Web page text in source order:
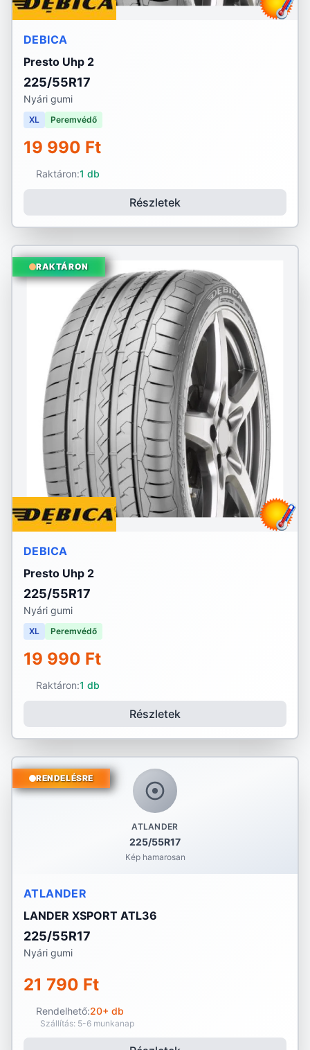
DEBICA
Presto Uhp 2
225/55R17
Nyári gumi
XL Peremvédő
19 990 Ft
Raktáron:1 db
Részletek
RAKTÁRON
DEBICA
Presto Uhp 2
225/55R17
Nyári gumi
XL Peremvédő
19 990 Ft
Raktáron:1 db
Részletek
ATLANDER
225/55R17
Kép hamarosan
RENDELÉSRE
ATLANDER
LANDER XSPORT ATL36
225/55R17
Nyári gumi
21 790 Ft
Rendelhető:20+ db
Szállítás: 5-6 munkanap